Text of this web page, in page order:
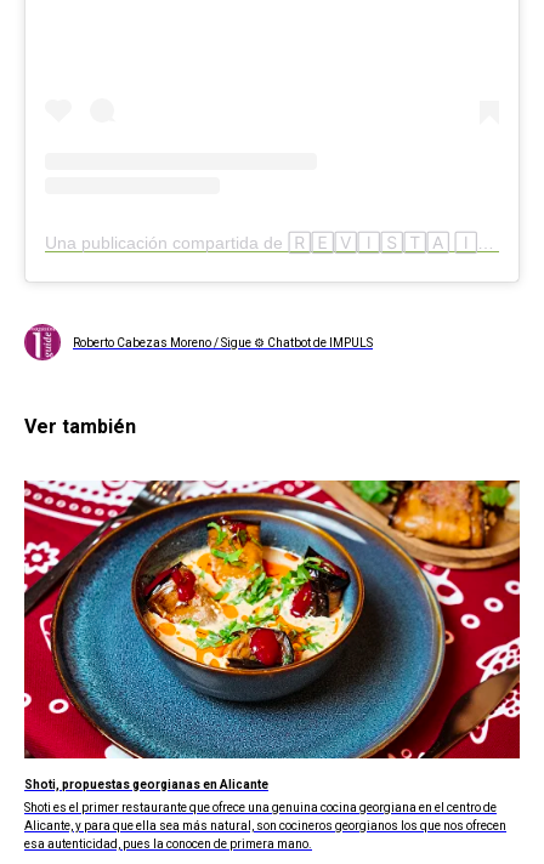
Roberto Cabezas Moreno / Sigue ⚙ Chatbot de IMPULS
Ver también
Shoti, propuestas georgianas en Alicante
Shoti es el primer restaurante que ofrece una genuina cocina georgiana en el centro de
Alicante, y para que ella sea más natural, son cocineros georgianos los que nos ofrecen
esa autenticidad, pues la conocen de primera mano.